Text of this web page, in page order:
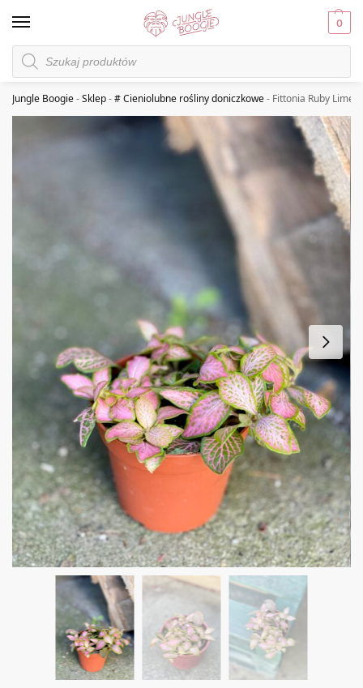
0
Jungle Boogie-Sklep-# Cieniolubne rośliny doniczkowe- Fittonia Ruby Lime